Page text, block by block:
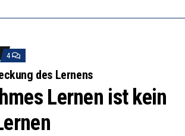
4
des Lernens
Lernen ist kein